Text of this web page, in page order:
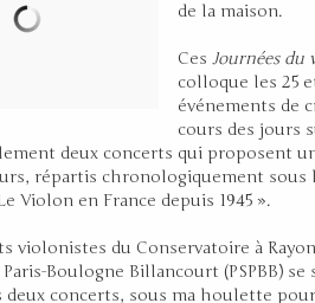
de la maison.
Ces Journées du
colloque les 25
événements de
cours des jours
deux concerts qui proposent
répartis chronologiquement sous
Violon en France depuis 1945 ».
violonistes du Conservatoire à
Boulogne Billancourt (PSPBB)
deux concerts, sous ma houlette